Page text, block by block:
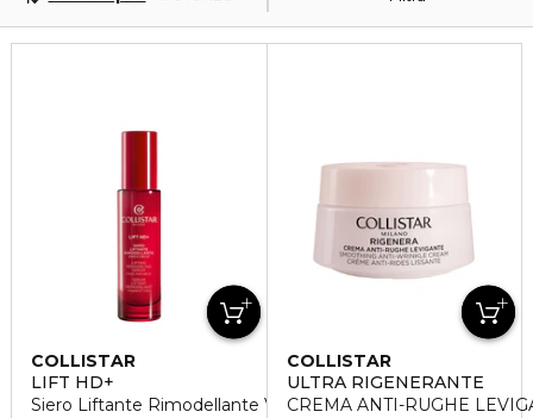
COLLISTAR
LIFT HD+
Siero Liftante Rimodellante Viso e Collo
COLLISTAR
ULTRA RIGENERANTE
CREMA ANTI-RUGHE